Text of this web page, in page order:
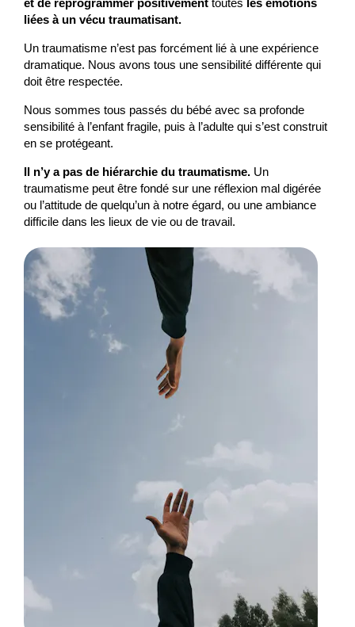
liées à un vécu traumatisant.
Un traumatisme n’est pas forcément lié à une expérience
dramatique. Nous avons tous une sensibilité différente qui
doit être respectée.
Nous sommes tous passés du bébé avec sa profonde
sensibilité à l’enfant fragile, puis à l’adulte qui s’est construit
en se protégeant.
Il n’y a pas de hiérarchie du traumatisme.Un
traumatisme peut être fondé sur une réflexion mal digérée
ou l’attitude de quelqu’un à notre égard, ou une ambiance
difficile dans les lieux de vie ou de travail.